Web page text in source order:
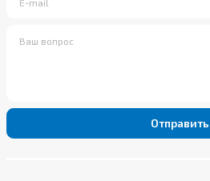
Отправить